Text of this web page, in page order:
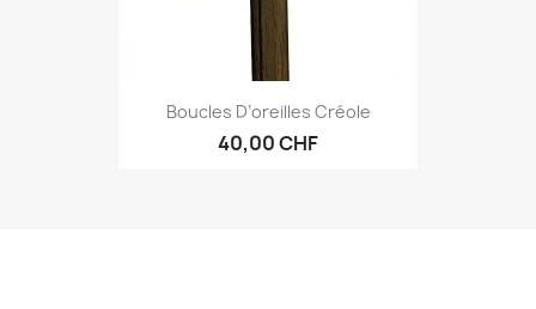
Boucles D’oreilles Créole
40,00 CHF